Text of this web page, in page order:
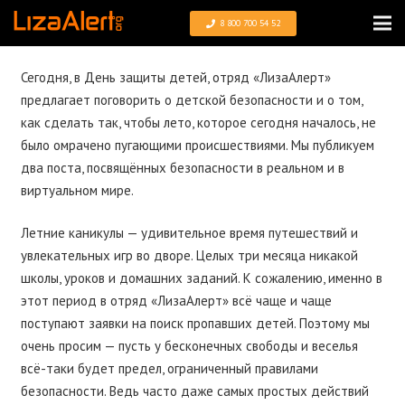
8 800 700 54 52
Сегодня, в День защиты детей, отряд «ЛизаАлерт»
предлагает поговорить о детской безопасности и о том,
как сделать так, чтобы лето, которое сегодня началось, не
было омрачено пугающими происшествиями. Мы публикуем
два поста, посвящённых безопасности в реальном и в
виртуальном мире.
Летние каникулы — удивительное время путешествий и
увлекательных игр во дворе. Целых три месяца никакой
школы, уроков и домашних заданий. К сожалению, именно в
этот период в отряд «ЛизаАлерт» всё чаще и чаще
поступают заявки на поиск пропавших детей. Поэтому мы
очень просим — пусть у бесконечных свободы и веселья
всё-таки будет предел, ограниченный правилами
безопасности. Ведь часто даже самых простых действий